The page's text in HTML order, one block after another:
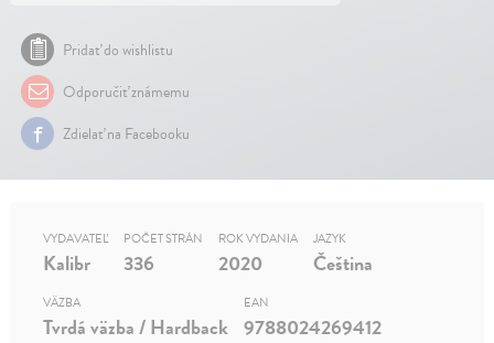
Pridať do wishlistu
Odporučiť známemu
Zdielať na Facebooku
VYDAVATEĽ
Kalibr
POČET STRÁN
336
ROK VYDANIA
2020
JAZYK
Čeština
VÄZBA
Tvrdá väzba / Hardback
EAN
9788024269412